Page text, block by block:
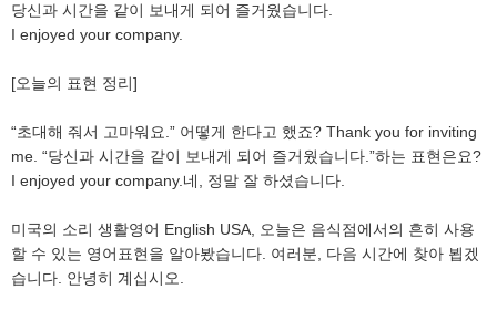
당신과 시간을 같이 보내게 되어 즐거웠습니다.
I enjoyed your company.
[오늘의 표현 정리]
“초대해 줘서 고마워요.” 어떻게 한다고 했죠? Thank you for inviting
me. “당신과 시간을 같이 보내게 되어 즐거웠습니다.”하는 표현은요?
I enjoyed your company.네, 정말 잘 하셨습니다.
미국의 소리 생활영어 English USA, 오늘은 음식점에서의 흔히 사용
할 수 있는 영어표현을 알아봤습니다. 여러분, 다음 시간에 찾아 뵙겠
습니다. 안녕히 계십시오.